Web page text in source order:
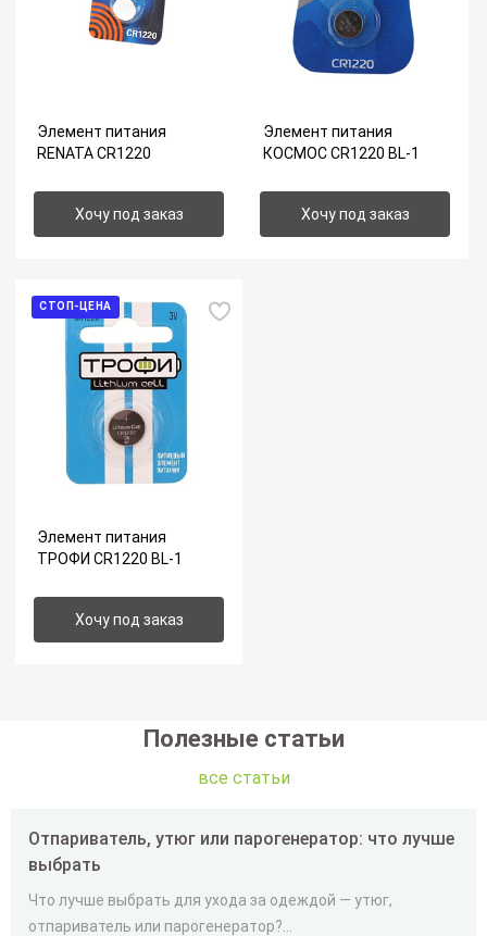
Элемент питания
RENATA CR1220
Хочу под заказ
Элемент питания
КОСМОС CR1220 BL-1
Хочу под заказ
СТОП-ЦЕНА
Элемент питания
ТРОФИ CR1220 BL-1
Хочу под заказ
Полезные статьи
все статьи
Отпариватель, утюг или парогенератор: что лучше
выбрать
Что лучше выбрать для ухода за одеждой — утюг,
отпариватель или парогенератор?...